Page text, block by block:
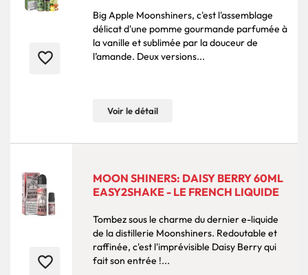
favorite_border
Big Apple Moonshiners, c'est l'assemblage
délicat d'une pomme gourmande parfumée à
la vanille et sublimée par la douceur de
l’amande. Deux versions...
Voir le détail
favorite_border
MOON SHINERS: DAISY BERRY 60ML
EASY2SHAKE - LE FRENCH LIQUIDE
Tombez sous le charme du dernier e-liquide
de la distillerie Moonshiners. Redoutable et
raffinée, c'est l'imprévisible Daisy Berry qui
fait son entrée !...